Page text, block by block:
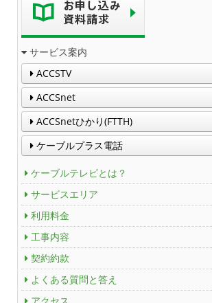
サービス案内
ACCSTV
ACCSnet
ACCSnetひかり(FTTH)
ケーブルプラス電話
ケーブルテレビとは？
サービスエリア
利用料金
工事内容
契約約款
よくある質問と答え